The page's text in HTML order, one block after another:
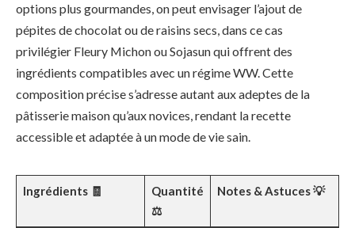
options plus gourmandes, on peut envisager l’ajout de
pépites de chocolat ou de raisins secs, dans ce cas
privilégier Fleury Michon ou Sojasun qui offrent des
ingrédients compatibles avec un régime WW. Cette
composition précise s’adresse autant aux adeptes de la
pâtisserie maison qu’aux novices, rendant la recette
accessible et adaptée à un mode de vie sain.
Ingrédients 🧾
Quantité
⚖️
Notes & Astuces 💡